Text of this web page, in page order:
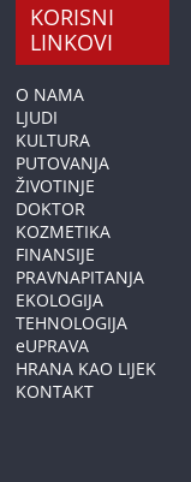
KORISNI
LINKOVI
O NAMA
LJUDI
KULTURA
PUTOVANJA
ŽIVOTINJE
DOKTOR
KOZMETIKA
FINANSIJE
PRAVNAPITANJA
EKOLOGIJA
TEHNOLOGIJA
eUPRAVA
HRANA KAO LIJEK
KONTAKT